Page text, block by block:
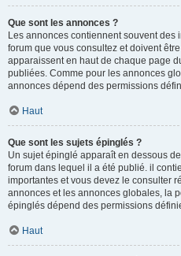
Que sont les annonces ?
Les annonces contiennent souvent
forum que vous consultez et doivent
apparaissent en haut de chaque page
publiées. Comme pour les annonces
annonces dépend des permissions
Haut
Que sont les sujets épinglés ?
Un sujet épinglé apparaît en dessous
forum dans lequel il a été publié. il
importantes et vous devez le consulter
annonces et les annonces globales, la
épinglés dépend des permissions
Haut